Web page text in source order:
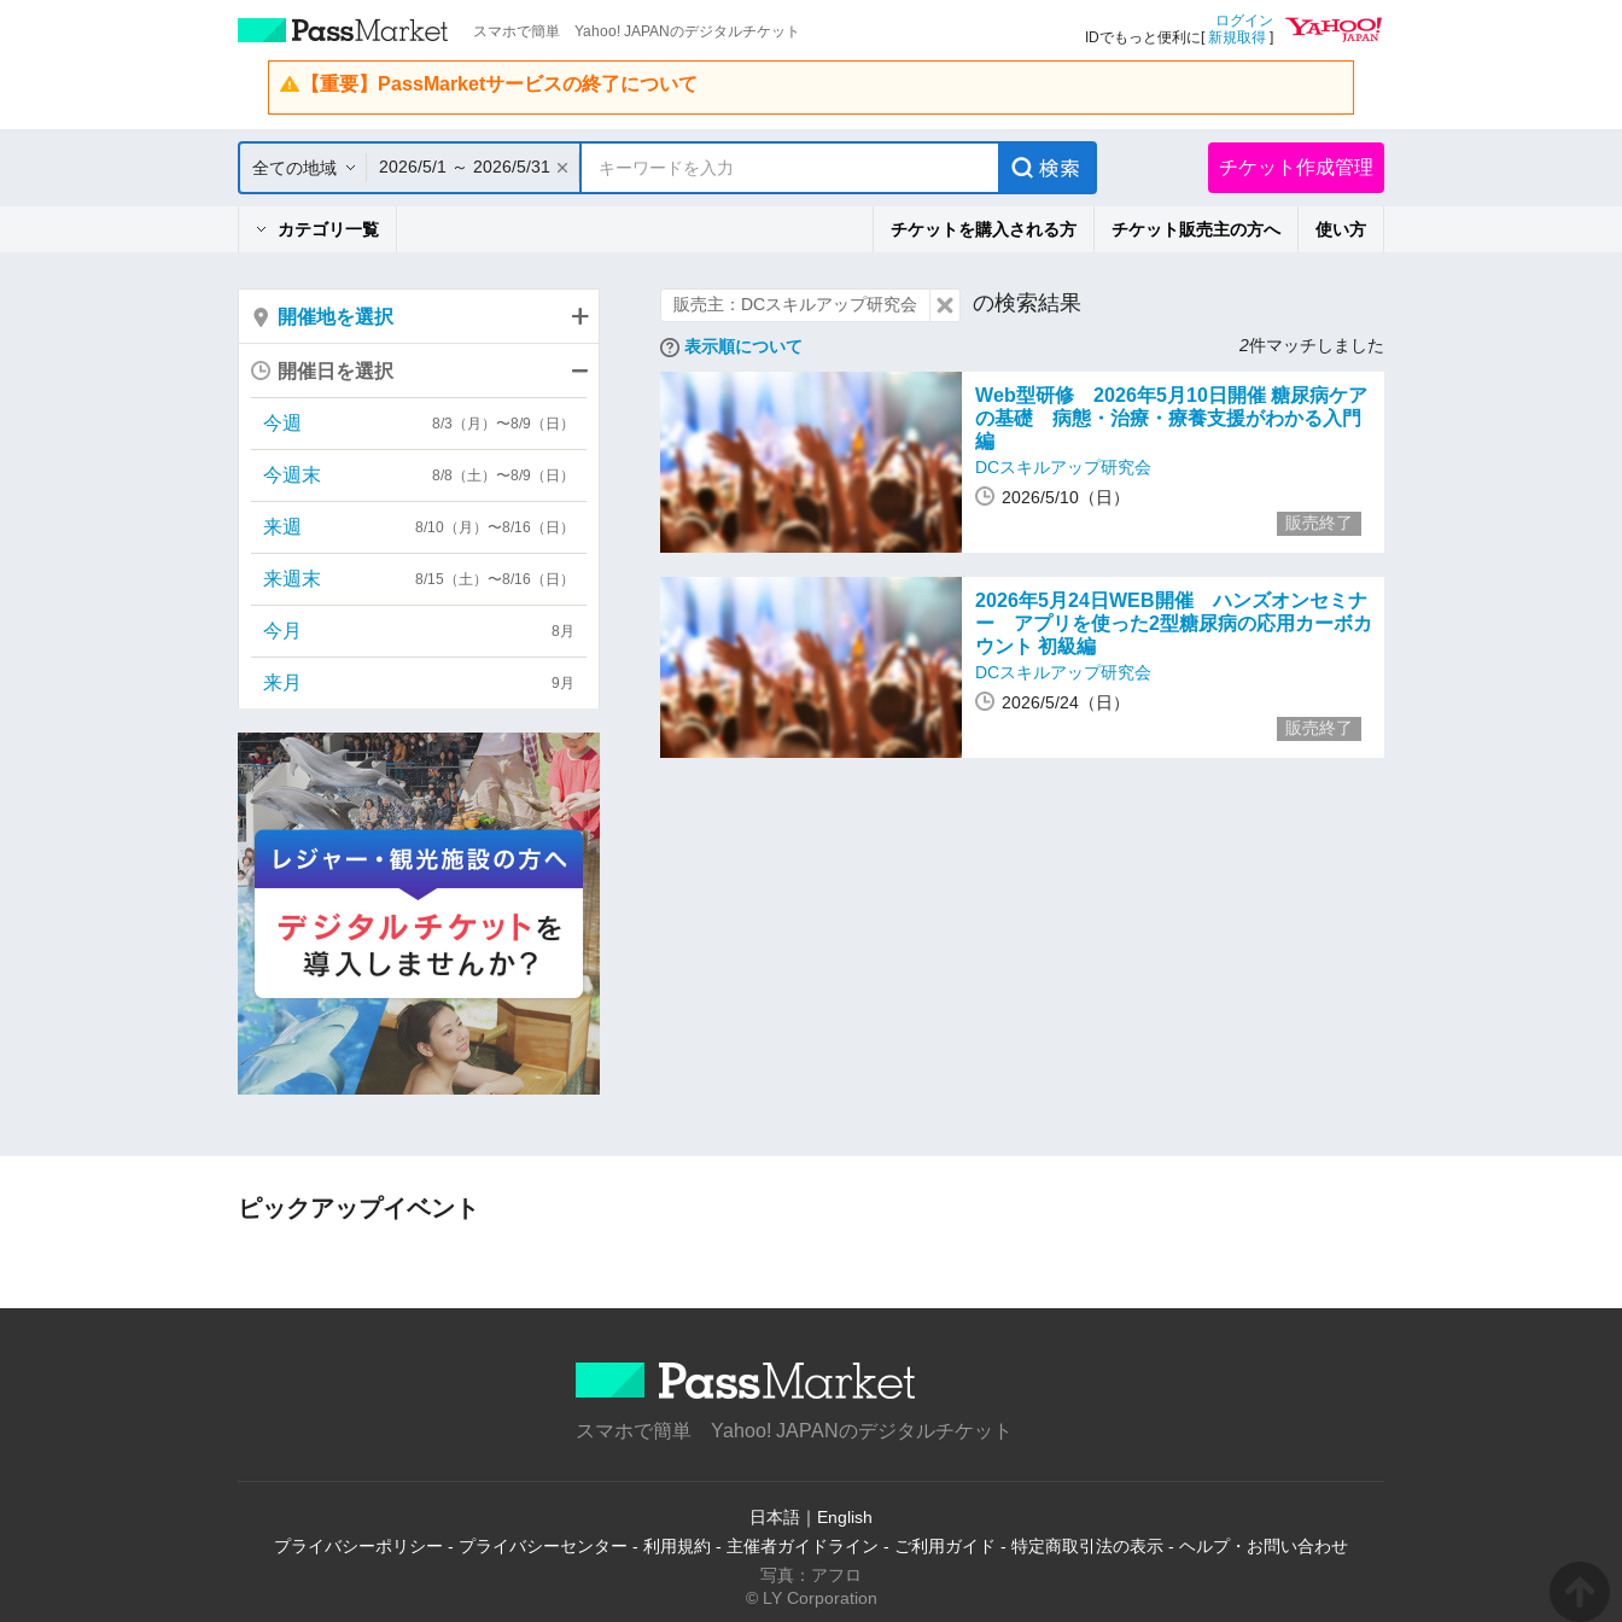
スマホで簡単 Yahoo! JAPANのデジタルチケット
ログイン
IDでもっと便利に[新規取得 ]
【重要】PassMarketサービスの終了について
全ての地域 2026/5/1 ～ 2026/5/31 キーワードを入力 チケット作成管理
カテゴリ一覧 チケットを購入される方 チケット販売主の方へ 使い方
販売主：DCスキルアップ研究会 の検索結果
表示順について 2件マッチしました
Web型研修 2026年5月10日開催 糖尿病ケア
の基礎 病態・治療・療養支援がわかる入門
編
DCスキルアップ研究会
2026/5/10（日）
販売終了
2026年5月24日WEB開催 ハンズオンセミナ
ー アプリを使った2型糖尿病の応用カーボカ
ウント 初級編
DCスキルアップ研究会
2026/5/24（日）
販売終了
開催地を選択
開催日を選択
今週 8/3（月）〜8/9（日）
今週末 8/8（土）〜8/9（日）
来週 8/10（月）〜8/16（日）
来週末 8/15（土）〜8/16（日）
今月 8月
来月 9月
ピックアップイベント
スマホで簡単 Yahoo! JAPANのデジタルチケット
日本語 ｜ English
プライバシーポリシー - プライバシーセンター - 利用規約 - 主催者ガイドライン - ご利用ガイド - 特定商取引法の表示 - ヘルプ・お問い合わせ
写真：アフロ
© LY Corporation